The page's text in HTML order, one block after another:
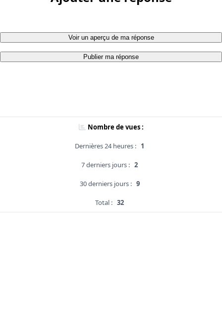
Voir un aperçu de ma réponse
Publier ma réponse
Nombre de vues :
Dernières 24 heures : 1
7 derniers jours : 2
30 derniers jours : 9
Total : 32